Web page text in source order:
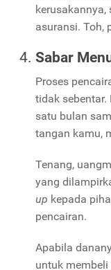
asuransi. Toh,
Sabar
Proses
tidak
satu bulan
tangan kamu,
Tenang,
yang
up kepada
pencairan.
Apabila
untuk